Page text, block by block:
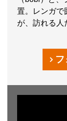
置。レンガで
が、訪れる人